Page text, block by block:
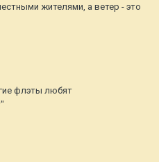
жителями, а ветер - это
флэты любят